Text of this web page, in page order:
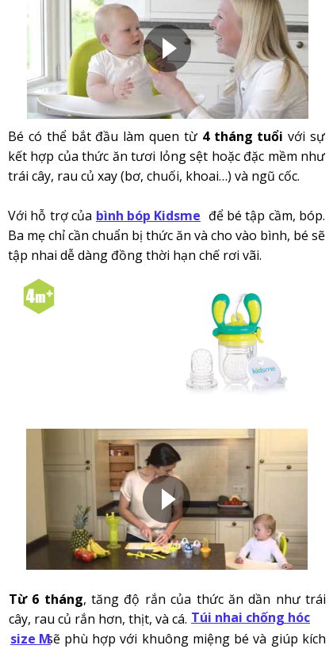
Bé có thể bắt đầu làm quen từ 4 tháng tuổivới sự
kết hợp của thức ăn tươi lỏng sệt hoặc đặc mềm như
trái cây, rau củ xay (bơ, chuối, khoai…) và ngũ cốc.
Với hỗ trợ của để bé tập cầm, bóp.
Ba mẹ chỉ cần chuẩn bị thức ăn và cho vào bình, bé sẽ
tập nhai dễ dàng đồng thời hạn chế rơi vãi.
Từ 6 tháng, tăng độ rắn của thức ăn dần như trái
cây, rau củ rắn hơn, thịt, và cá.
sẽ phù hợp với khuông miệng bé và giúp kích
bình bóp Kidsme
Túi nhai chống hóc
size M